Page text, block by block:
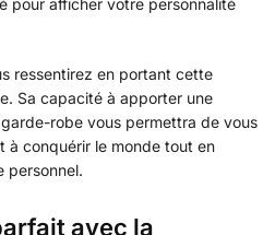
pour afficher votre personnalité
ressentirez en portant cette
Sa capacité à apporter une
robe vous permettra de vous
à conquérir le monde tout en
personnel.
avec la